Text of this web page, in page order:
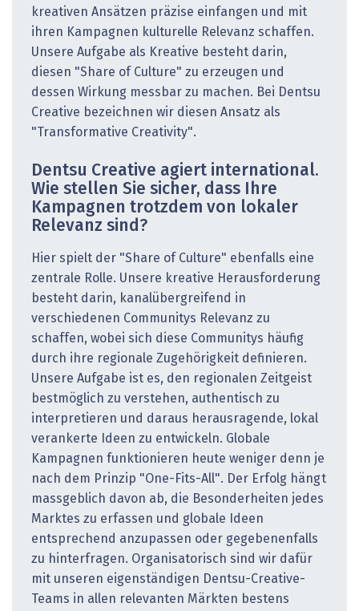
kreativen Ansätzen präzise einfangen und mit
ihren Kampagnen kulturelle Relevanz schaffen.
Unsere Aufgabe als Kreative besteht darin,
diesen "Share of Culture" zu erzeugen und
dessen Wirkung messbar zu machen. Bei Dentsu
Creative bezeichnen wir diesen Ansatz als
"Transformative Creativity".
Dentsu Creative agiert international.
Wie stellen Sie sicher, dass Ihre
Kampagnen trotzdem von lokaler
Relevanz sind?
Hier spielt der "Share of Culture" ebenfalls eine
zentrale Rolle. Unsere kreative Herausforderung
besteht darin, kanalübergreifend in
verschiedenen Communitys Relevanz zu
schaffen, wobei sich diese Communitys häufig
durch ihre regionale Zugehörigkeit definieren.
Unsere Aufgabe ist es, den regionalen Zeitgeist
bestmöglich zu verstehen, authentisch zu
interpretieren und daraus herausragende, lokal
verankerte Ideen zu entwickeln. Globale
Kampagnen funktionieren heute weniger denn je
nach dem Prinzip "One-Fits-All". Der Erfolg hängt
massgeblich davon ab, die Besonderheiten jedes
Marktes zu erfassen und globale Ideen
entsprechend anzupassen oder gegebenenfalls
zu hinterfragen. Organisatorisch sind wir dafür
mit unseren eigenständigen Dentsu-Creative-
Teams in allen relevanten Märkten bestens